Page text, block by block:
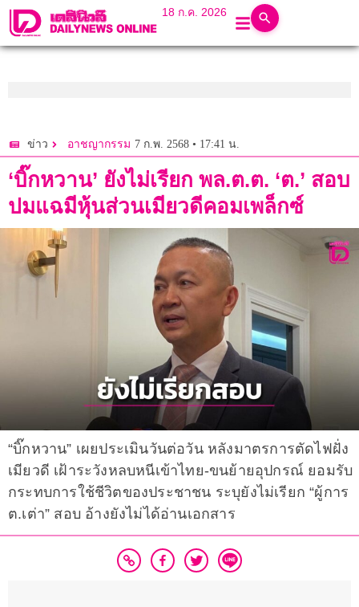
18 ก.ค. 2026
ข่าว อาชญากรรม 7 ก.พ. 2568 • 17:41 น.
‘บิ๊กหวาน’ ยังไม่เรียก พล.ต.ต. ‘ต.’ สอบ
ปมแฉมีหุ้นส่วนเมียวดีคอมเพล็กซ์
“บิ๊กหวาน” เผยประเมินวันต่อวัน หลังมาตรการตัดไฟฝั่ง
เมียวดี เฝ้าระวังหลบหนีเข้าไทย-ขนย้ายอุปกรณ์ ยอมรับ
กระทบการใช้ชีวิตของประชาชน ระบุยังไม่เรียก “ผู้การ
ต.เต่า” สอบ อ้างยังไม่ได้อ่านเอกสาร